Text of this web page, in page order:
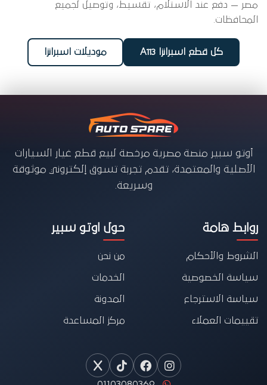
مصر — دفع عند الاستلام، تقسيط، وتوصيل لجميع
المحافظات.
كل قطع اسبرانزا A113 موديلات اسبرانزا
أوتو سبير منصة مصرية مرخصة لبيع قطع غيار السيارات
الأصلية والمعتمدة، تقدم تجربة تسوق إلكتروني موثوقة
وسريعة.
روابط هامة
الشروط والأحكام
سياسة الخصوصية
سياسة الاسترجاع
تقييمات العملاء
حول اوتو سبير
من نحن
الخدمات
المدونة
مركز المساعدة